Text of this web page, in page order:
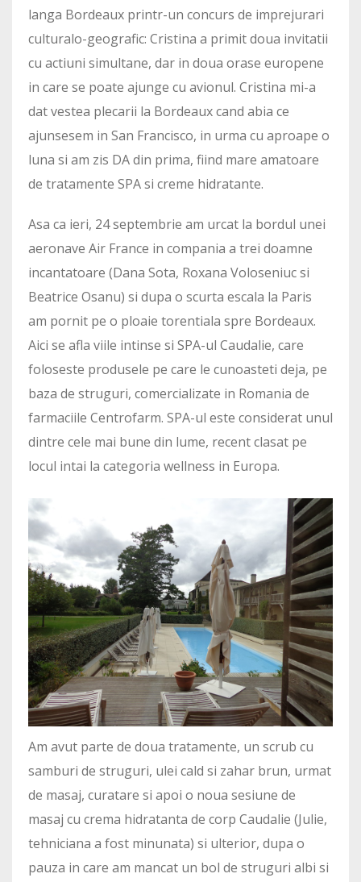
langa Bordeaux printr-un concurs de imprejurari
culturalo-geografic: Cristina a primit doua invitatii
cu actiuni simultane, dar in doua orase europene
in care se poate ajunge cu avionul. Cristina mi-a
dat vestea plecarii la Bordeaux cand abia ce
ajunsesem in San Francisco, in urma cu aproape o
luna si am zis DA din prima, fiind mare amatoare
de tratamente SPA si creme hidratante.
Asa ca ieri, 24 septembrie am urcat la bordul unei
aeronave Air France in compania a trei doamne
incantatoare (Dana Sota, Roxana Voloseniuc si
Beatrice Osanu) si dupa o scurta escala la Paris
am pornit pe o ploaie torentiala spre Bordeaux.
Aici se afla viile intinse si SPA-ul Caudalie, care
foloseste produsele pe care le cunoasteti deja, pe
baza de struguri, comercializate in Romania de
farmaciile Centrofarm. SPA-ul este considerat unul
dintre cele mai bune din lume, recent clasat pe
locul intai la categoria wellness in Europa.
Am avut parte de doua tratamente, un scrub cu
samburi de struguri, ulei cald si zahar brun, urmat
de masaj, curatare si apoi o noua sesiune de
masaj cu crema hidratanta de corp Caudalie (Julie,
tehniciana a fost minunata) si ulterior, dupa o
pauza in care am mancat un bol de struguri albi si